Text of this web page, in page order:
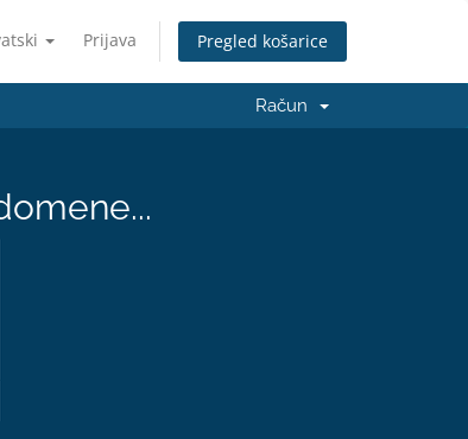
Prijava Pregled košarice
Račun